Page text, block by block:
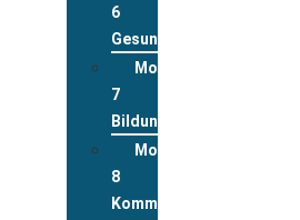
6
Gesundheit
Modul
7
Bildung
Modul
8
Kommunale